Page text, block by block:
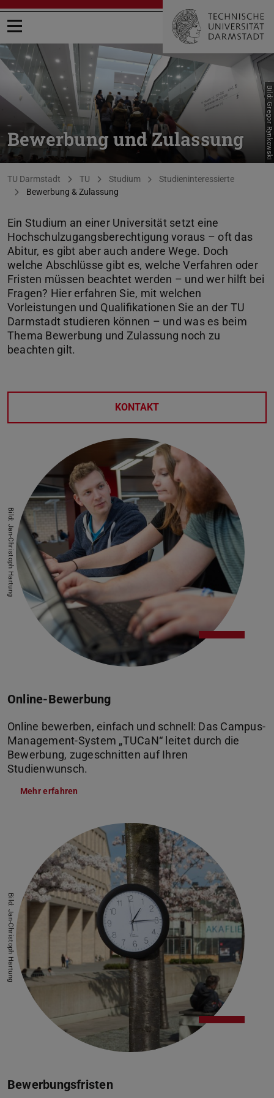
Menü öffnen
Bewerbung und Zulassung Bild: Gregor Rynkowski
Sie befinden sich hier:
TU Darmstadt TU Studium
Studieninteressierte
Bewerbung & Zulassung
Ein Studium an einer Universität setzt eine
Hochschulzugangsberechtigung voraus – oft das
Abitur, es gibt aber auch andere Wege. Doch
welche Abschlüsse gibt es, welche Verfahren oder
Fristen müssen beachtet werden – und wer hilft bei
Fragen? Hier erfahren Sie, mit welchen
Vorleistungen und Qualifikationen Sie an der TU
Darmstadt studieren können – und was es beim
Thema Bewerbung und Zulassung noch zu
beachten gilt.
KONTAKT
Bild: Jan-Christoph Hartung
Online-Bewerbung
Online bewerben, einfach und schnell: Das Campus-
Management-System „TUCaN“ leitet durch die
Bewerbung, zugeschnitten auf Ihren
Studienwunsch.
Mehr erfahren
Bild: Jan-Christoph Hartung
Bewerbungsfristen